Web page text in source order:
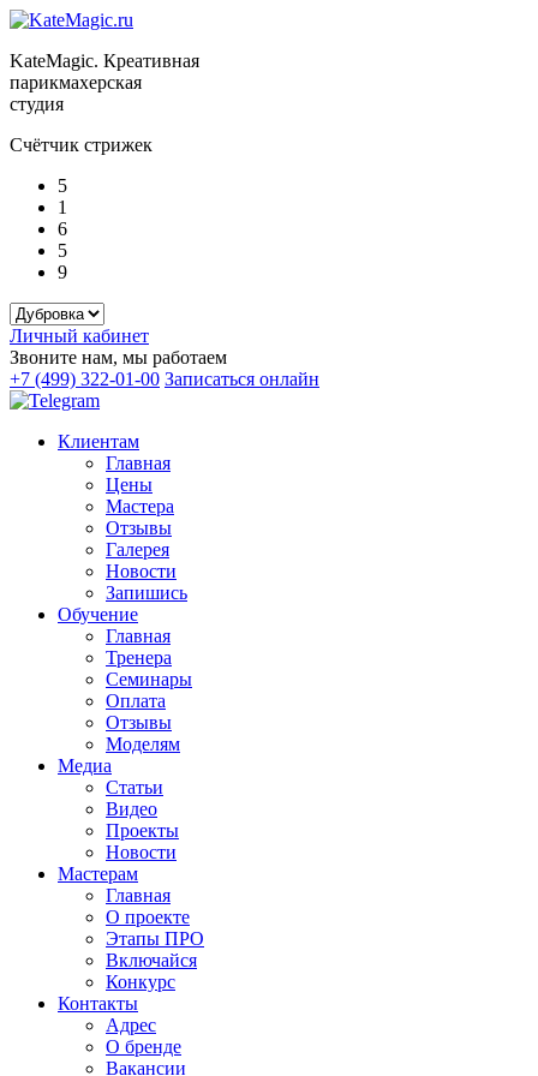
KateMagic. Креативная
парикмахерская
студия
Счётчик стрижек
5
1
6
5
9
Личный кабинет
Звоните нам, мы работаем
+7 (499) 322-01-00 Записаться онлайн
Клиентам
Главная
Цены
Мастера
Отзывы
Галерея
Новости
Запишись
Обучение
Главная
Тренера
Семинары
Оплата
Отзывы
Моделям
Медиа
Статьи
Видео
Проекты
Новости
Мастерам
Главная
О проекте
Этапы ПРО
Включайся
Конкурс
Контакты
Адрес
О бренде
Вакансии